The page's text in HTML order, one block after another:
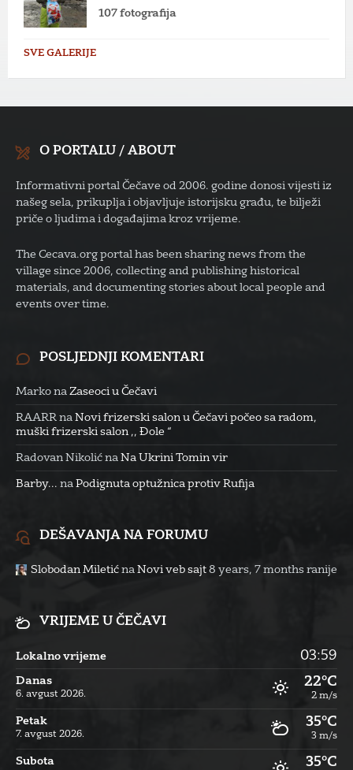
107 fotografija
SVE GALERIJE
O PORTALU / ABOUT
Informativni portal Čečave od 2006. godine donosi vijesti iz
našeg sela, prikuplja i objavljuje istorijsku građu, te bilježi
priče o ljudima i događajima kroz vrijeme.
The Cecava.org portal has been sharing news from the
village since 2006, collecting and publishing historical
materials, and documenting stories about local people and
events over time.
POSLJEDNJI KOMENTARI
Marko na Zaseoci u Čečavi
RAARR na Novi frizerski salon u Čečavi počeo sa radom,
muški frizerski salon ,, Đole “
Radovan Nikolić na Na Ukrini Tomin vir
Barby... na Podignuta optužnica protiv Rufija
DEŠAVANJA NA FORUMU
Slobodan Miletić na Novi veb sajt 8 years, 7 months ranije
VRIJEME U ČEČAVI
Lokalno vrijeme 03:59
Danas
6. avgust 2026.
22°C
2 m/s
Petak
7. avgust 2026.
35°C
3 m/s
Subota 35°C